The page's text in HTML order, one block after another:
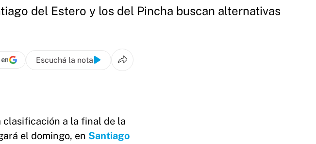
del Estero y los del Pincha buscan alternativas
Escuchá la nota
a la final de la
el domingo, en Santiago